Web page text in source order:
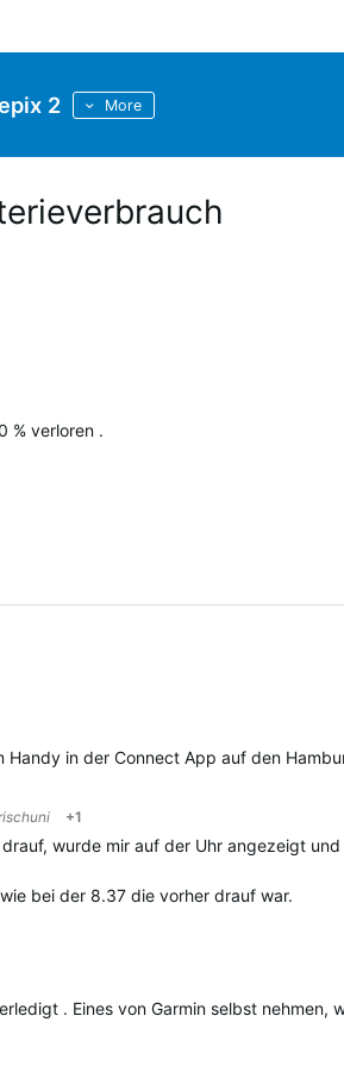
2 More
% verloren .
in der Connect App auf den
+1
wurde mir auf der Uhr angezeigt
bei der 8.37 die vorher drauf war.
. Eines von Garmin selbst nehmen,